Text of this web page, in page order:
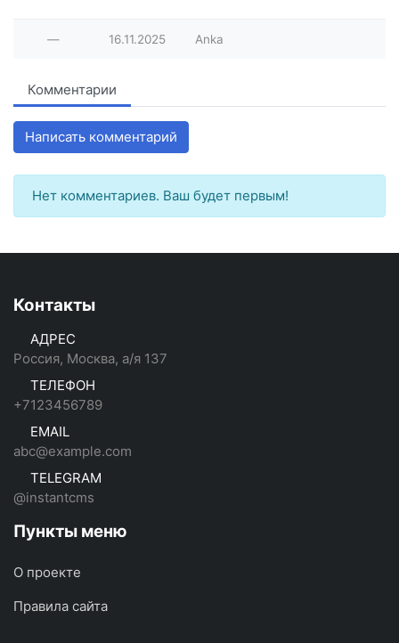
— 16.11.2025 Anka
Комментарии
Написать комментарий
Нет комментариев. Ваш будет первым!
Контакты
АДРЕС
Россия, Москва, а/я 137
ТЕЛЕФОН
+7123456789
EMAIL
abc@example.com
TELEGRAM
@instantcms
Пункты меню
О проекте
Правила сайта